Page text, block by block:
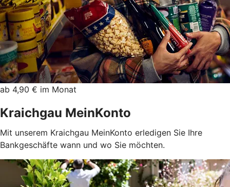
ab 4,90 € im Monat
Kraichgau MeinKonto
Mit unserem Kraichgau MeinKonto erledigen Sie Ihre
Bankgeschäfte wann und wo Sie möchten.